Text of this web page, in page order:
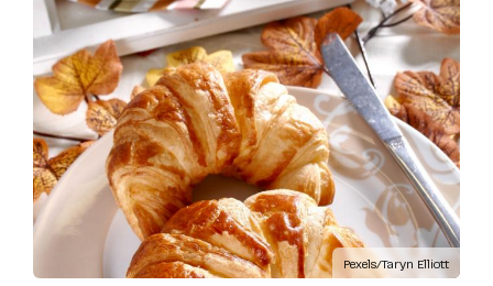
Pexels/Taryn Elliott